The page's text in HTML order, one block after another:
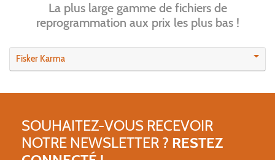
La plus large gamme de fichiers de
reprogrammation aux prix les plus bas !
Fisker Karma
SOUHAITEZ-VOUS RECEVOIR
NOTRE NEWSLETTER ? RESTEZ